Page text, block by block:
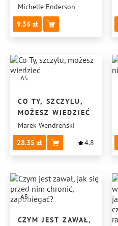
ZWIĄZEK, JAK SIĘ
Z NIEGO UWOLNIĆ
I STWORZYĆ
ODPOWIEDNIĄ
W ZWIĄZKU
Michelle Enderson
9.36
A5
CO TY, SZCZYLU,
MOŻESZ WIEDZIEĆ
Marek Wendreński
28.35
4.8
A5
CZYM JEST ZAWAŁ,